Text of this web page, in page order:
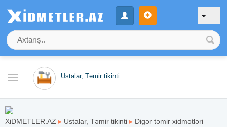
Ustalar, Təmir tikinti
XiDMETLER.AZ ▸ Ustalar, Təmir tikinti ▸ Digər təmir xidmətləri